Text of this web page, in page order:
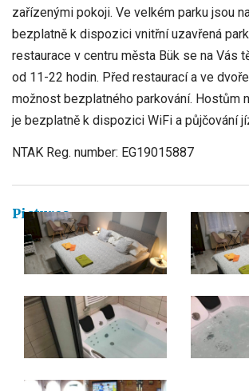
zařízenými pokoji. Ve velkém parku jsou
bezplatně k dispozici vnitřní uzavřená
restaurace v centru města Bük se na Vás
od 11-22 hodin. Před restaurací a ve
možnost bezplatného parkování. Hostům
je bezplatně k dispozici WiFi a půjčování
NTAK Reg. number: EG19015887
Pictures